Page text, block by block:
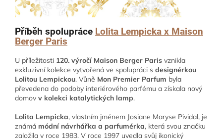
Příběh spolupráce Lolita Lempicka x Maison
Berger Paris
U příležitosti 120. výročí Maison Berger Paris vznikla
exkluzivní kolekce vytvořená ve spolupráci s designérkou
Lolitou Lempickou. Vůně Mon Premier Parfum byla
převedena do podoby interiérového parfému a získala nový
domov v kolekci katalytických lamp.
Lolita Lempicka, vlastním jménem Josiane Maryse Pividal, je
známá módní návrhářka a parfumérka, která svou značku
založila v roce 1983. V roce 1997 uvedla svůj ikonický